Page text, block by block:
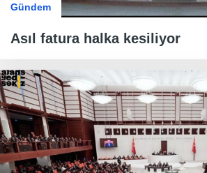
Gündem
Asıl fatura halka kesiliyor